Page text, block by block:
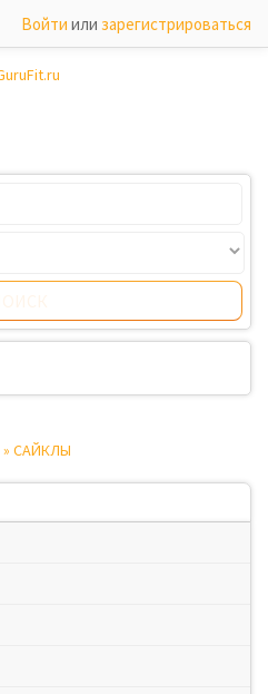
Войти или зарегистрироваться
» САЙКЛЫ